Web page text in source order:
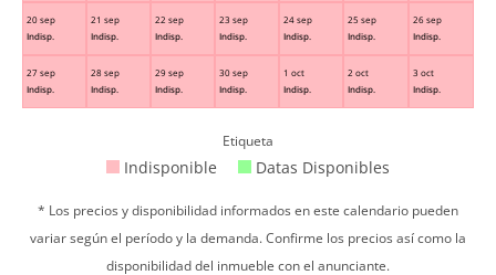
20 sep
Indisp.
21 sep
Indisp.
22 sep
Indisp.
23 sep
Indisp.
24 sep
Indisp.
25 sep
Indisp.
26 sep
Indisp.
27 sep
Indisp.
28 sep
Indisp.
29 sep
Indisp.
30 sep
Indisp.
1 oct
Indisp.
2 oct
Indisp.
3 oct
Indisp.
Etiqueta
Indisponible Datas Disponibles
* Los precios y disponibilidad informados en este calendario pueden
variar según el período y la demanda. Confirme los precios así como la
disponibilidad del inmueble con el anunciante.